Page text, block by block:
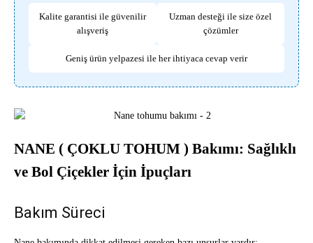
Kalite garantisi ile güvenilir
alışveriş
Uzman desteği ile size özel
çözümler
Geniş ürün yelpazesi ile her ihtiyaca cevap verir
NANE ( ÇOKLU TOHUM ) Bakımı: Sağlıklı
ve Bol Çiçekler İçin İpuçları
Bakım Süreci